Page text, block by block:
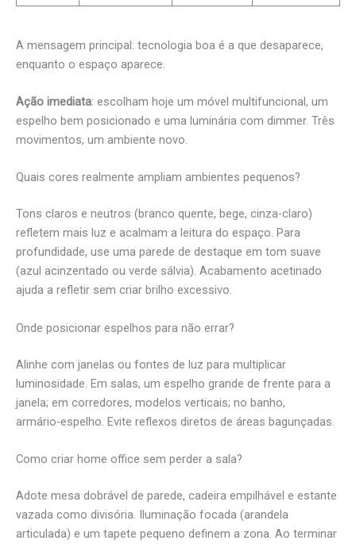
A mensagem principal: tecnologia boa é a que desaparece,
enquanto o espaço aparece.
Ação imediata: escolham hoje um móvel multifuncional, um
espelho bem posicionado e uma luminária com dimmer. Três
movimentos, um ambiente novo.
Quais cores realmente ampliam ambientes pequenos?
Tons claros e neutros (branco quente, bege, cinza-claro)
refletem mais luz e acalmam a leitura do espaço. Para
profundidade, use uma parede de destaque em tom suave
(azul acinzentado ou verde sálvia). Acabamento acetinado
ajuda a refletir sem criar brilho excessivo.
Onde posicionar espelhos para não errar?
Alinhe com janelas ou fontes de luz para multiplicar
luminosidade. Em salas, um espelho grande de frente para a
janela; em corredores, modelos verticais; no banho,
armário‑espelho. Evite reflexos diretos de áreas bagunçadas.
Como criar home office sem perder a sala?
Adote mesa dobrável de parede, cadeira empilhável e estante
vazada como divisória. Iluminação focada (arandela
articulada) e um tapete pequeno definem a zona. Ao terminar